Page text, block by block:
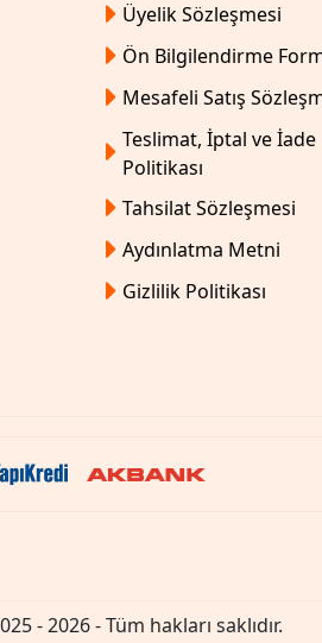
Üyelik Sözleşmesi
Ön Bilgilendirme
Mesafeli Satış
Teslimat, İptal ve İade
Politikası
Tahsilat Sözleşmesi
Aydınlatma Metni
Gizlilik Politikası
- 2026 - Tüm hakları saklıdır.